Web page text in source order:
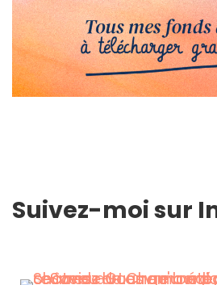
Suivez-moi sur